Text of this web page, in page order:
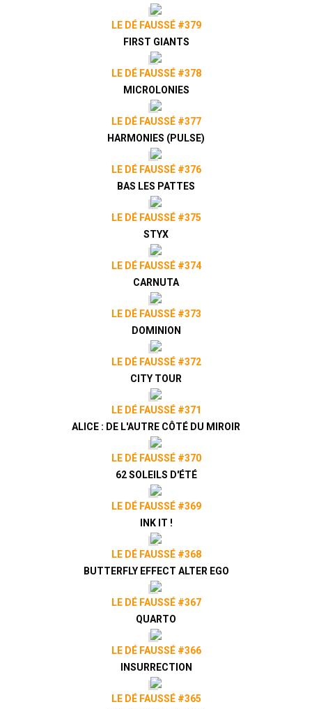
LE DÉ FAUSSÉ #379
FIRST GIANTS
LE DÉ FAUSSÉ #378
MICROLONIES
LE DÉ FAUSSÉ #377
HARMONIES (PULSE)
LE DÉ FAUSSÉ #376
BAS LES PATTES
LE DÉ FAUSSÉ #375
STYX
LE DÉ FAUSSÉ #374
CARNUTA
LE DÉ FAUSSÉ #373
DOMINION
LE DÉ FAUSSÉ #372
CITY TOUR
LE DÉ FAUSSÉ #371
ALICE : DE L'AUTRE CÔTÉ DU MIROIR
LE DÉ FAUSSÉ #370
62 SOLEILS D'ÉTÉ
LE DÉ FAUSSÉ #369
INK IT !
LE DÉ FAUSSÉ #368
BUTTERFLY EFFECT ALTER EGO
LE DÉ FAUSSÉ #367
QUARTO
LE DÉ FAUSSÉ #366
INSURRECTION
LE DÉ FAUSSÉ #365